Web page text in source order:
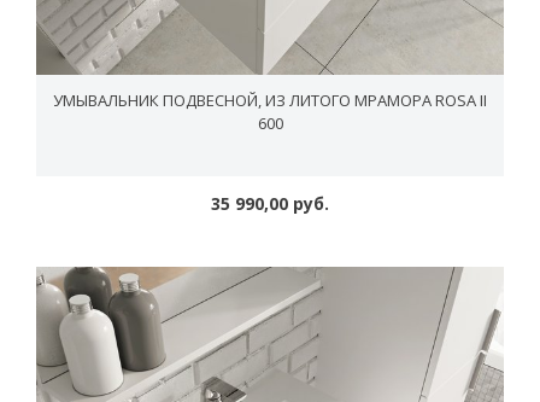
УМЫВАЛЬНИК ПОДВЕСНОЙ, ИЗ ЛИТОГО МРАМОРА ROSA II
600
35 990,00 руб.